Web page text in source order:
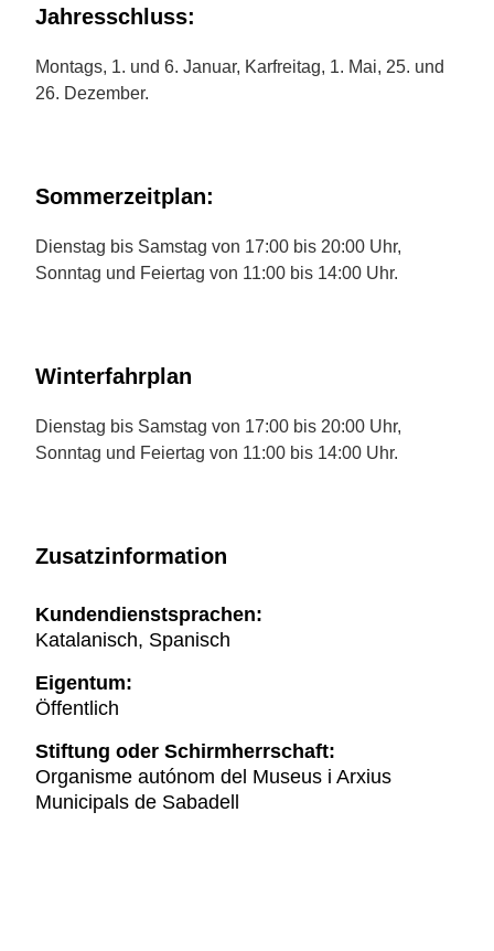
Jahresschluss:
Montags, 1. und 6. Januar, Karfreitag, 1. Mai, 25. und
26. Dezember.
Sommerzeitplan:
Dienstag bis Samstag von 17:00 bis 20:00 Uhr,
Sonntag und Feiertag von 11:00 bis 14:00 Uhr.
Winterfahrplan
Dienstag bis Samstag von 17:00 bis 20:00 Uhr,
Sonntag und Feiertag von 11:00 bis 14:00 Uhr.
Zusatzinformation
Kundendienstsprachen:
Katalanisch, Spanisch
Eigentum:
Öffentlich
Stiftung oder Schirmherrschaft:
Organisme autónom del Museus i Arxius
Municipals de Sabadell